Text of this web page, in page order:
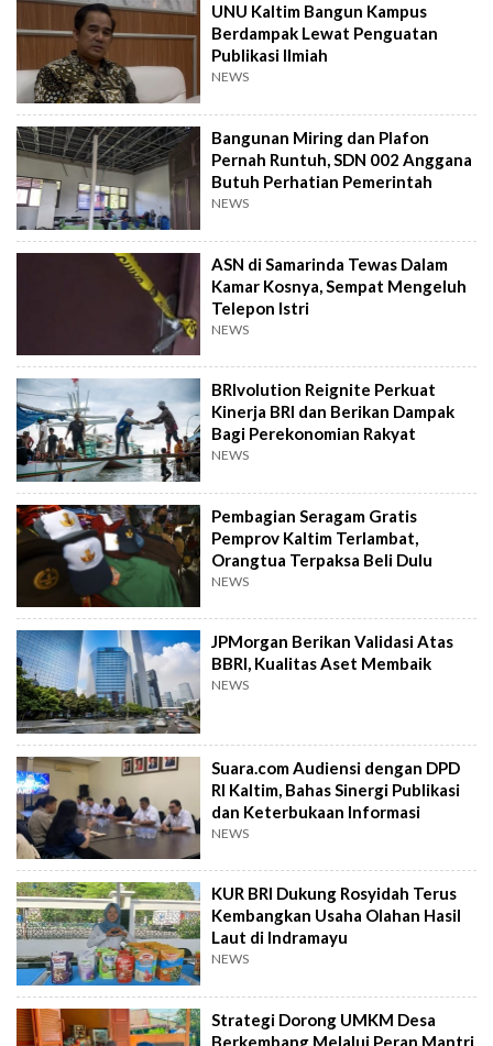
UNU Kaltim Bangun Kampus
Berdampak Lewat Penguatan
Publikasi Ilmiah
NEWS
Bangunan Miring dan Plafon
Pernah Runtuh, SDN 002 Anggana
Butuh Perhatian Pemerintah
NEWS
ASN di Samarinda Tewas Dalam
Kamar Kosnya, Sempat Mengeluh
Telepon Istri
NEWS
BRIvolution Reignite Perkuat
Kinerja BRI dan Berikan Dampak
Bagi Perekonomian Rakyat
NEWS
Pembagian Seragam Gratis
Pemprov Kaltim Terlambat,
Orangtua Terpaksa Beli Dulu
NEWS
JPMorgan Berikan Validasi Atas
BBRI, Kualitas Aset Membaik
NEWS
Suara.com Audiensi dengan DPD
RI Kaltim, Bahas Sinergi Publikasi
dan Keterbukaan Informasi
NEWS
KUR BRI Dukung Rosyidah Terus
Kembangkan Usaha Olahan Hasil
Laut di Indramayu
NEWS
Strategi Dorong UMKM Desa
Berkembang Melalui Peran Mantri